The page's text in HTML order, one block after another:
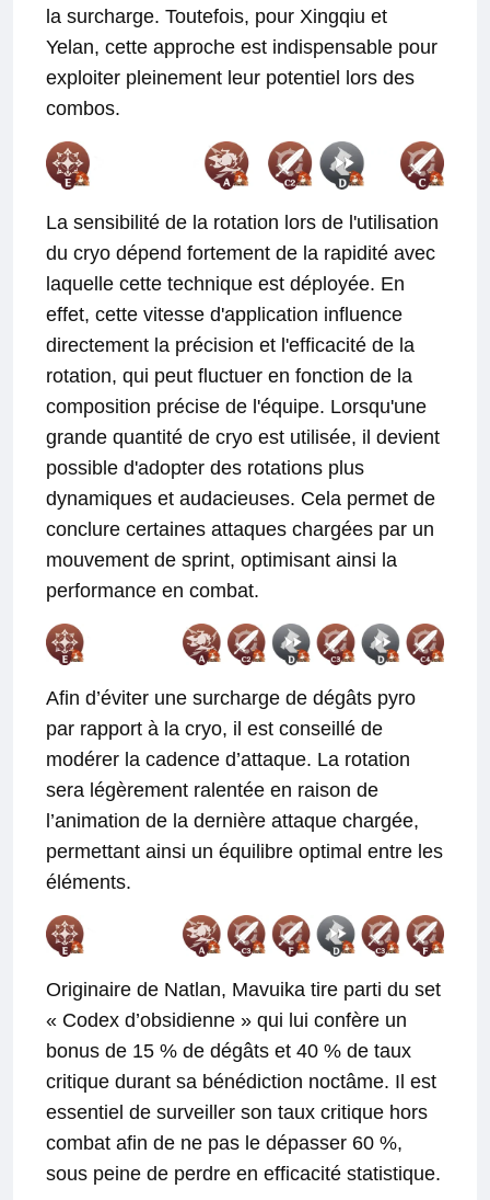
la surcharge. Toutefois, pour Xingqiu et
Yelan, cette approche est indispensable pour
exploiter pleinement leur potentiel lors des
combos.
La sensibilité de la rotation lors de l'utilisation
du cryo dépend fortement de la rapidité avec
laquelle cette technique est déployée. En
effet, cette vitesse d'application influence
directement la précision et l'efficacité de la
rotation, qui peut fluctuer en fonction de la
composition précise de l'équipe. Lorsqu'une
grande quantité de cryo est utilisée, il devient
possible d'adopter des rotations plus
dynamiques et audacieuses. Cela permet de
conclure certaines attaques chargées par un
mouvement de sprint, optimisant ainsi la
performance en combat.
Afin d’éviter une surcharge de dégâts pyro
par rapport à la cryo, il est conseillé de
modérer la cadence d’attaque. La rotation
sera légèrement ralentée en raison de
l’animation de la dernière attaque chargée,
permettant ainsi un équilibre optimal entre les
éléments.
Originaire de Natlan, Mavuika tire parti du set
« Codex d’obsidienne » qui lui confère un
bonus de 15 % de dégâts et 40 % de taux
critique durant sa bénédiction noctâme. Il est
essentiel de surveiller son taux critique hors
combat afin de ne pas le dépasser 60 %,
sous peine de perdre en efficacité statistique.